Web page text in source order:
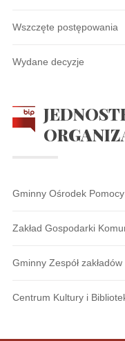
Wszczęte postępowania
Wydane decyzje
Gminny Ośrodek Pomocy
Zakład Gospodarki
Gminny Zespół
Centrum Kultury i